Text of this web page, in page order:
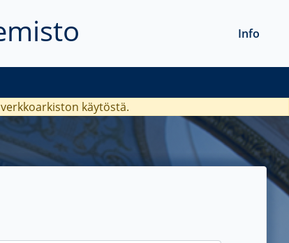
Info
käytöstä.